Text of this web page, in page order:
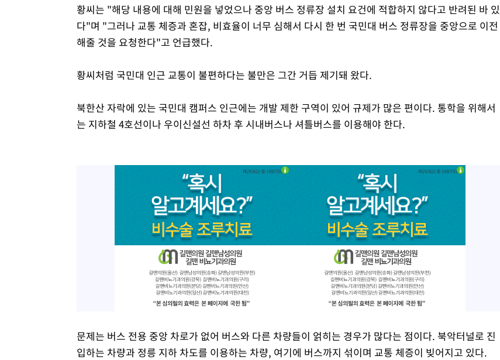
황씨는 "해당 내용에 대해 민원을 넣었으나 중앙 버스 정류장 설치 요건에 적합하지 않다고 반려된 바 있
다"며 "그러나 교통 체증과 혼잡, 비효율이 너무 심해서 다시 한 번 국민대 버스 정류장을 중앙으로 이전
해줄 것을 요청한다"고 언급했다.
황씨처럼 국민대 인근 교통이 불편하다는 불만은 그간 거듭 제기돼 왔다.
북한산 자락에 있는 국민대 캠퍼스 인근에는 개발 제한 구역이 있어 규제가 많은 편이다. 통학을 위해서
는 지하철 4호선이나 우이신설선 하차 후 시내버스나 셔틀버스를 이용해야 한다.
문제는 버스 전용 중앙 차로가 없어 버스와 다른 차량들이 얽히는 경우가 많다는 점이다. 북악터널로 진
입하는 차량과 정릉 지하 차도를 이용하는 차량, 여기에 버스까지 섞이며 교통 체증이 빚어지고 있다.